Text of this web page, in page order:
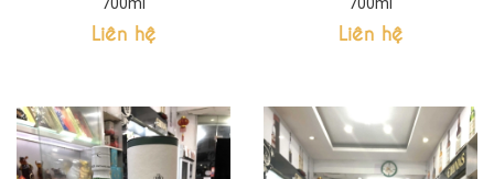
Liên hệ Liên hệ